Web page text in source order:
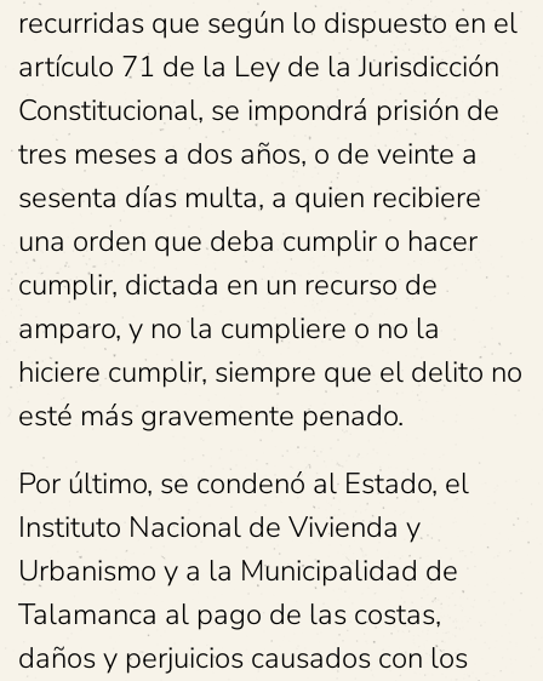
recurridas que según lo dispuesto en el
artículo 71 de la Ley de la Jurisdicción
Constitucional, se impondrá prisión de
tres meses a dos años, o de veinte a
sesenta días multa, a quien recibiere
una orden que deba cumplir o hacer
cumplir, dictada en un recurso de
amparo, y no la cumpliere o no la
hiciere cumplir, siempre que el delito no
esté más gravemente penado.
Por último, se condenó al Estado, el
Instituto Nacional de Vivienda y
Urbanismo y a la Municipalidad de
Talamanca al pago de las costas,
daños y perjuicios causados con los